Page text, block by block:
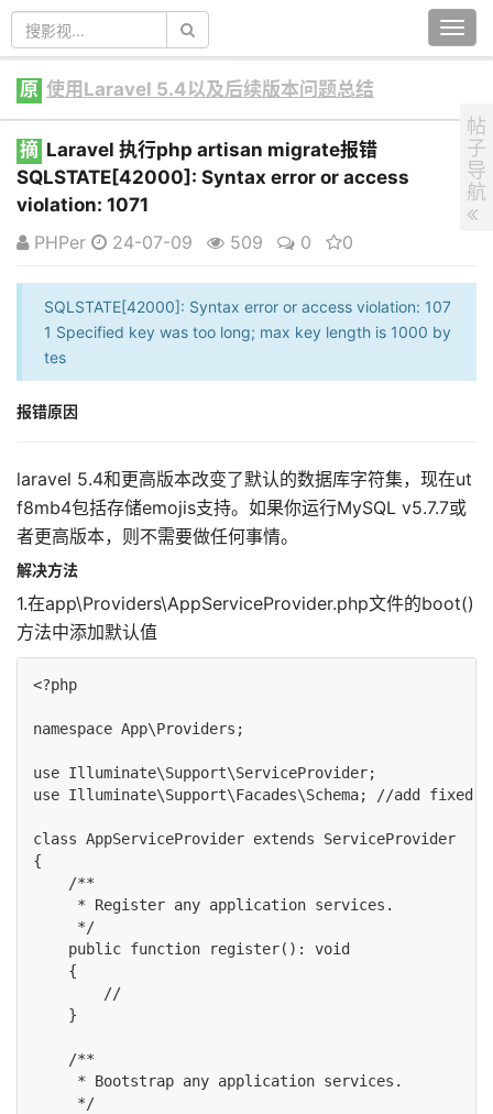
原 使用Laravel 5.4以及后续版本问题总结
摘 Laravel 执行php artisan migrate报错
SQLSTATE[42000]: Syntax error or access
violation: 1071
PHPer
24-07-09 509 0 0
SQLSTATE[42000]: Syntax error or access violation: 107
1 Specified key was too long; max key length is 1000 by
tes
报错原因
laravel 5.4和更高版本改变了默认的数据库字符集，现在ut
f8mb4包括存储emojis支持。如果你运行MySQL v5.7.7或
者更高版本，则不需要做任何事情。
解决方法
1.在app\Providers\AppServiceProvider.php文件的boot()
方法中添加默认值
<?php
namespace App\Providers;
use Illuminate\Support\ServiceProvider;
use Illuminate\Support\Facades\Schema; //add fixed
class AppServiceProvider extends ServiceProvider
{
    /**
     * Register any application services.
     */
    public function register(): void
    {
        //
    }
    /**
     * Bootstrap any application services.
     */
帖
子
导
航